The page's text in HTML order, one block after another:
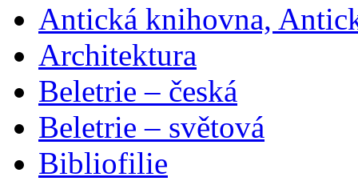
Antická knihovna,
Architektura
Beletrie – česká
Beletrie – světová
Bibliofilie